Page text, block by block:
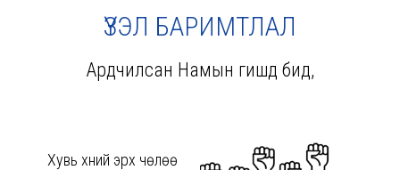
ҮЗЭЛ БАРИМТЛАЛ
Ардчилсан Намын гишүүд бид,
Хувь хүний эрх чөлөө